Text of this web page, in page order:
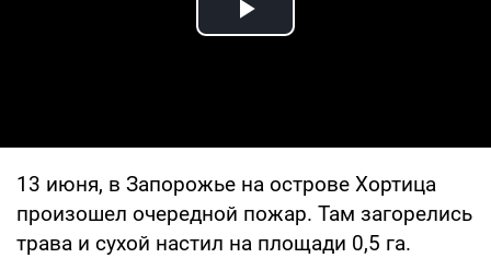
Play Video
13 июня, в Запорожье на острове Хортица
произошел очередной пожар. Там загорелись
трава и сухой настил на площади 0,5 га.